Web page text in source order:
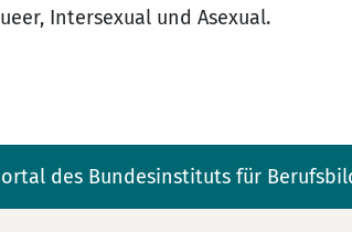
Intersexual und Asexual.
des Bundesinstituts für